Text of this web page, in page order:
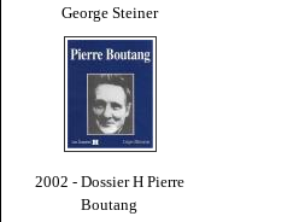
George Steiner
2002 - Dossier H Pierre
Boutang